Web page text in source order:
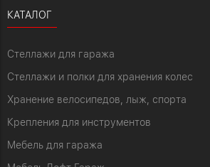
КАТАЛОГ
Стеллажи для гаража
Стеллажи и полки для хранения колес
Хранение велосипедов, лыж, спорта
Крепления для инструментов
Мебель для гаража